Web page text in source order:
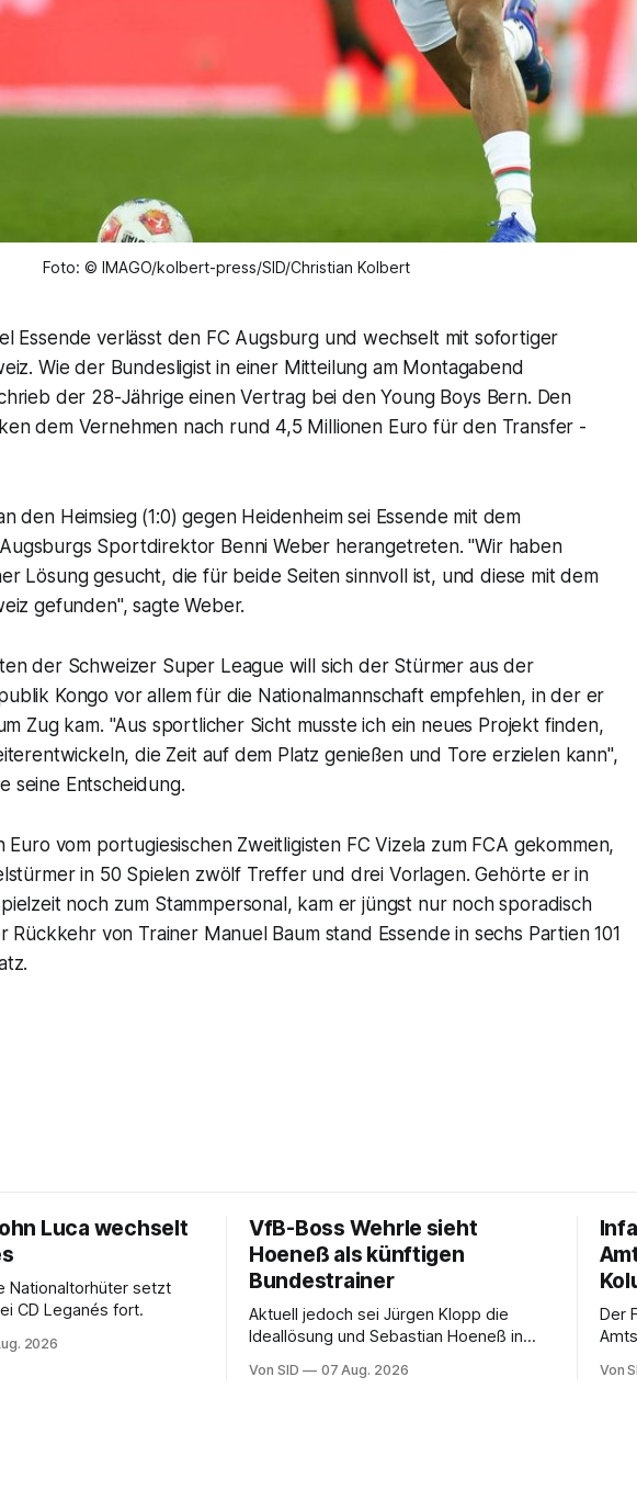
Foto: © IMAGO/kolbert-press/SID/Christian Kolbert
Essende verlässt den FC Augsburg und wechselt mit sofortiger
Wie der Bundesligist in einer Mitteilung am Montagabend
der 28-Jährige einen Vertrag bei den Young Boys Bern. Den
dem Vernehmen nach rund 4,5 Millionen Euro für den Transfer -
den Heimsieg (1:0) gegen Heidenheim sei Essende mit dem
Sportdirektor Benni Weber herangetreten. "Wir haben
Lösung gesucht, die für beide Seiten sinnvoll ist, und diese mit dem
gefunden", sagte Weber.
der Schweizer Super League will sich der Stürmer aus der
Kongo vor allem für die Nationalmannschaft empfehlen, in der er
Zug kam. "Aus sportlicher Sicht musste ich ein neues Projekt finden,
die Zeit auf dem Platz genießen und Tore erzielen kann",
seine Entscheidung.
vom portugiesischen Zweitligisten FC Vizela zum FCA gekommen,
in 50 Spielen zwölf Treffer und drei Vorlagen. Gehörte er in
noch zum Stammpersonal, kam er jüngst nur noch sporadisch
Rückkehr von Trainer Manuel Baum stand Essende in sechs Partien 101
Luca wechselt
Nationaltorhüter setzt
CD Leganés fort.
2026
VfB-Boss Wehrle sieht
Hoeneß als künftigen
Bundestrainer
Aktuell jedoch sei Jürgen Klopp die
Ideallösung und Sebastian Hoeneß in
Wehrle.
Von SID 07 Aug. 2026
Der
Von